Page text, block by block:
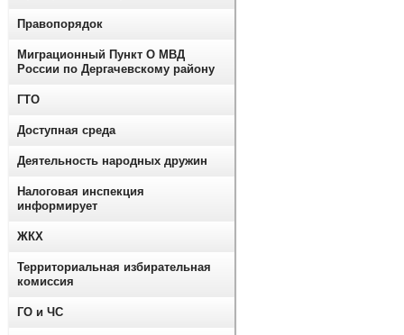
Правопорядок
Миграционный Пункт О МВД
России по Дергачевскому району
ГТО
Доступная среда
Деятельность народных дружин
Налоговая инспекция
информирует
ЖКХ
Территориальная избирательная
комиссия
ГО и ЧС